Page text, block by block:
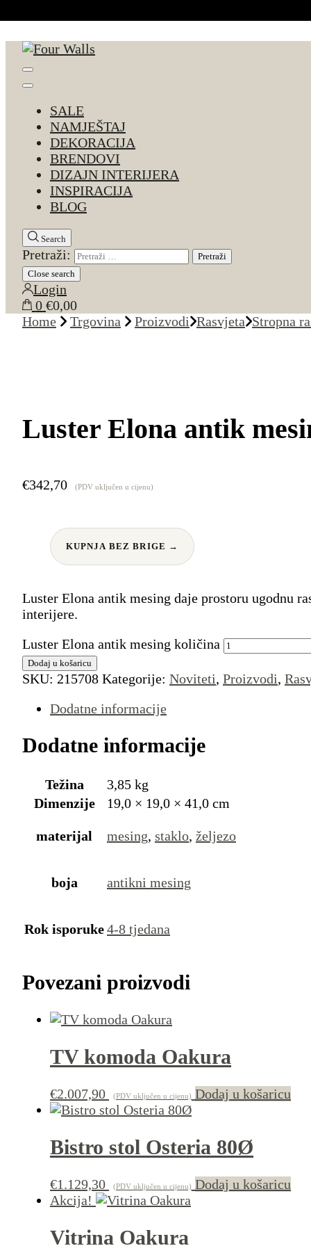
SALE
NAMJEŠTAJ
DEKORACIJA
BRENDOVI
DIZAJN INTERIJERA
INSPIRACIJA
BLOG
Search
Pretraži:
Close search
Login
0 €0,00
Home
Trgovina Proizvodi Rasvjeta Stropna
Luster Elona antik
€342,70 (PDV uključen u cijenu)
KUPNJA BEZ BRIGE →
Luster Elona antik mesing daje prostoru ugodnu
interijere.
Luster Elona antik mesing količina
Dodaj u košaricu
SKU: 215708 Kategorije: Noviteti, Proizvodi,
Dodatne informacije
Dodatne informacije
Težina
3,85 kg
Dimenzije
19,0 × 19,0 × 41,0 cm
materijal mesing, staklo, željezo
boja antikni mesing
Rok isporuke4-8 tjedana
Povezani proizvodi
TV komoda Oakura
€2.007,90 (PDV uključen u cijenu) Dodaj u košaricu
Bistro stol Osteria 80Ø
€1.129,30 (PDV uključen u cijenu) Dodaj u košaricu
Akcija!
Vitrina Oakura